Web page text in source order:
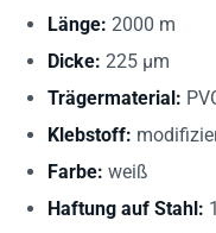
Länge: 2000 m
Dicke: 225 µm
Trägermaterial:
Klebstoff:
Farbe: weiß
Haftung auf Stahl: